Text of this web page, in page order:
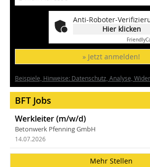
Anti-Roboter-
Hier klicken
Friendly
» Jetzt anmelden!
Beispiele, Hinweise: Datenschutz, Analyse,
BFT Jobs
Werkleiter (m/w/d)
Betonwerk Pfenning GmbH
14.07.2026
Mehr Stellen